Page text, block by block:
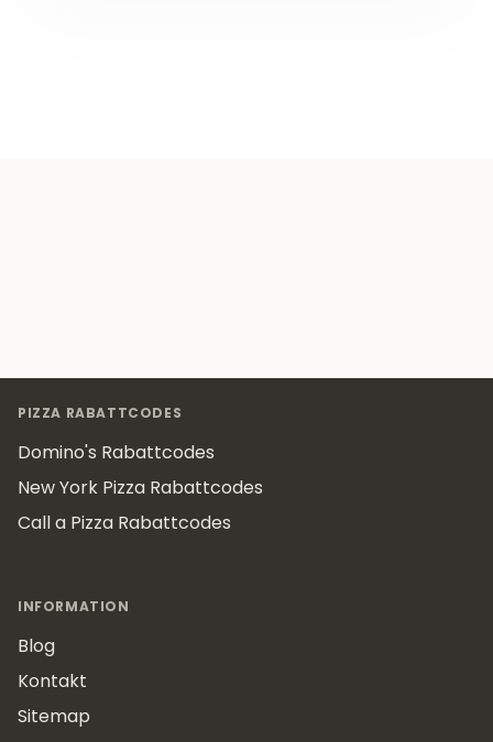
PIZZA RABATTCODES
Domino's Rabattcodes
New York Pizza Rabattcodes
Call a Pizza Rabattcodes
INFORMATION
Blog
Kontakt
Sitemap